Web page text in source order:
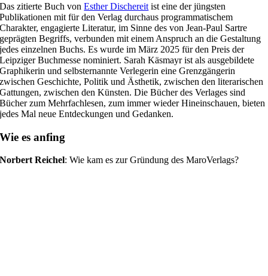
Das zitierte Buch vonEsther Dischereit ist eine der jüngsten
Publikationen mit für den Verlag durchaus programmatischem
Charakter, engagierte Literatur, im Sinne des von Jean-Paul Sartre
geprägten Begriffs, verbunden mit einem Anspruch an die Gestaltung
jedes einzelnen Buchs. Es wurde im März 2025 für den Preis der
Leipziger Buchmesse nominiert. Sarah Käsmayr ist als ausgebildete
Graphikerin und selbsternannte Verlegerin eine Grenzgängerin
zwischen Geschichte, Politik und Ästhetik, zwischen den literarischen
Gattungen, zwischen den Künsten. Die Bücher des Verlages sind
Bücher zum Mehrfachlesen, zum immer wieder Hineinschauen, bieten
jedes Mal neue Entdeckungen und Gedanken.
Wie es anfing
Norbert Reichel: Wie kam es zur Gründung des MaroVerlags?